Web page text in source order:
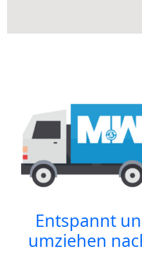
Entspannt
umziehen